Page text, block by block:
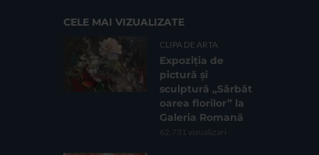
CELE MAI VIZUALIZATE
CLIPA DE ARTA
Expoziția de
pictură și
sculptură „Sărbăt
oarea florilor” la
Galeria Romană
62.731 vizualizari